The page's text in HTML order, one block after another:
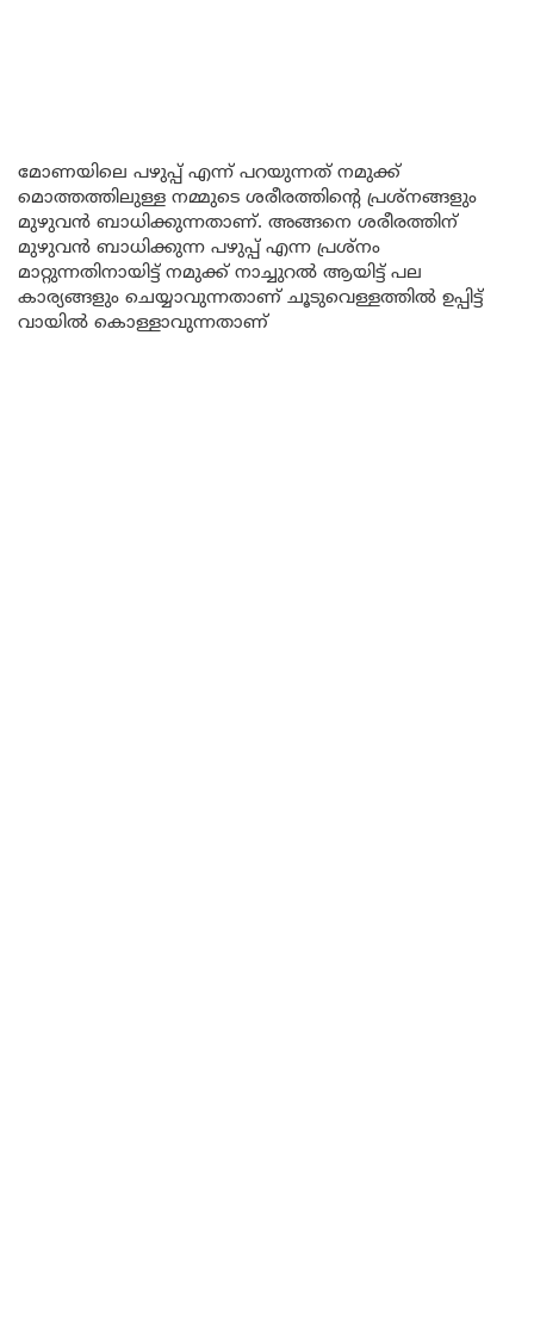
മോണയിലെ പഴുപ്പ് എന്ന് പറയുന്നത് നമുക്ക്
മൊത്തത്തിലുള്ള നമ്മുടെ ശരീരത്തിന്റെ പ്രശ്നങ്ങളും
മുഴുവൻ ബാധിക്കുന്നതാണ്. അങ്ങനെ ശരീരത്തിന്
മുഴുവൻ ബാധിക്കുന്ന പഴുപ്പ് എന്ന പ്രശ്നം
മാറ്റുന്നതിനായിട്ട് നമുക്ക് നാച്ചുറൽ ആയിട്ട് പല
കാര്യങ്ങളും ചെയ്യാവുന്നതാണ് ചൂടുവെള്ളത്തിൽ ഉപ്പിട്ട്
വായിൽ കൊള്ളാവുന്നതാണ്